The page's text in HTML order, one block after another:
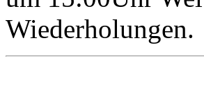
Wiederholungen.